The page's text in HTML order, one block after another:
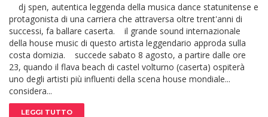
dj spen, autentica leggenda della musica dance statunitense e
protagonista di una carriera che attraversa oltre trent'anni di
successi, fa ballare caserta. il grande sound internazionale
della house music di questo artista leggendario approda sulla
costa domizia. succede sabato 8 agosto, a partire dalle ore
23, quando il flava beach di castel volturno (caserta) ospiterà
uno degli artisti più influenti della scena house mondiale...
considera...
LEGGI TUTTO